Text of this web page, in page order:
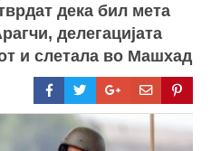
дека бил мета
делегацијата
и слетала во Машхад